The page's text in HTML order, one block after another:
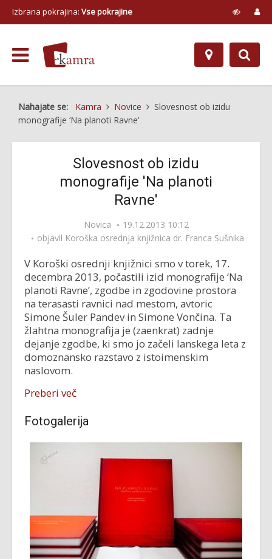
Izbrana pokrajina: Vse pokrajine
Nahajate se: Kamra Novice
Slovesnost ob izidu
monografije ‘Na planoti Ravne’
Slovesnost ob izidu
monografije 'Na planoti
Ravne'
Novica
19.12.2013 10:12
objavil Koroška osrednja knjižnica dr. Franca Sušnika
V Koroški osrednji knjižnici smo v torek, 17.
decembra 2013, počastili izid monografije ‘Na
planoti Ravne’, zgodbe in zgodovine prostora
na terasasti ravnici nad mestom, avtoric
Simone Šuler Pandev in Simone Vončina. Ta
žlahtna monografija je (zaenkrat) zadnje
dejanje zgodbe, ki smo jo začeli lanskega leta z
domoznansko razstavo z istoimenskim
naslovom.
Preberi več
Fotogalerija